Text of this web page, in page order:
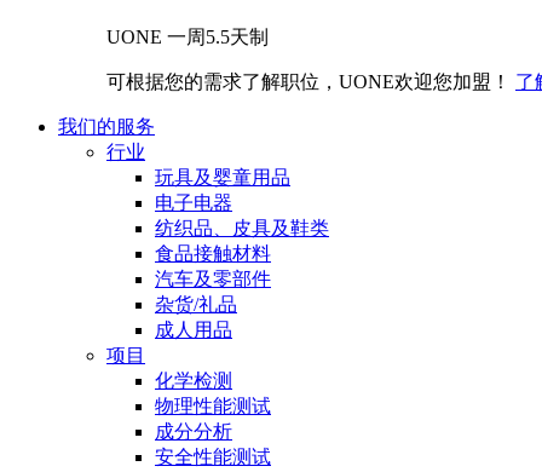
UONE 一周5.5天制
可根据您的需求了解职位，UONE欢迎您加盟！ 了
我们的服务
行业
玩具及婴童用品
电子电器
纺织品、皮具及鞋类
食品接触材料
汽车及零部件
杂货/礼品
成人用品
项目
化学检测
物理性能测试
成分分析
安全性能测试